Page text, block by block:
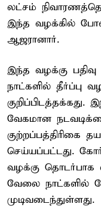
லட்சம்
இந்த வழக்கில்
ஆஜரானார்.
இந்த வழக்கு
நாட்களில் தீர்ப்பு
வேகமான
குற்றப்பத்திரிகை
செய்யப்பட்டது.
வழக்கு தொடர்பாக
வேலை நாட்களில்
முடிவடைந்துள்ளது.